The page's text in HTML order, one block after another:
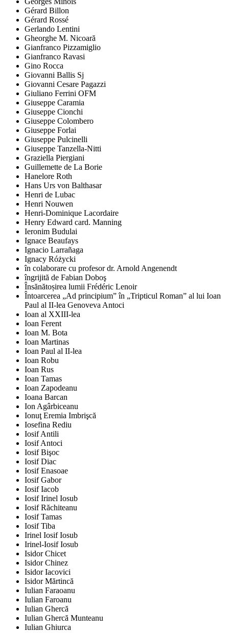
Gérard Billon
Gérard Rossé
Gerlando Lentini
Gheorghe M. Nicoară
Gianfranco Pizzamiglio
Gianfranco Ravasi
Gino Rocca
Giovanni Ballis Sj
Giovanni Cesare Pagazzi
Giuliano Ferrini OFM
Giuseppe Caramia
Giuseppe Cionchi
Giuseppe Colombero
Giuseppe Forlai
Giuseppe Pulcinelli
Giuseppe Tanzella-Nitti
Graziella Piergiani
Guillemette de La Borie
Hanelore Roth
Hans Urs von Balthasar
Henri de Lubac
Henri Nouwen
Henri-Dominique Lacordaire
Henry Edward card. Manning
Ieronim Budulai
Ignace Beaufays
Ignacio Larrañaga
Ignacy Różycki
în colaborare cu profesor dr. Arnold Angenendt
îngrijită de Fabian Doboş
Însănătoșirea lumii Frédéric Lenoir
Întoarcerea „Ad principium” în „Tripticul Roman” al lui Ioan
Paul al II-lea Genoveva Antoci
Ioan al XXIII-lea
Ioan Ferent
Ioan M. Bota
Ioan Martinas
Ioan Paul al II-lea
Ioan Robu
Ioan Rus
Ioan Tamas
Ioan Zapodeanu
Ioana Barcan
Ion Agârbiceanu
Ionuţ Eremia Imbrişcă
Iosefina Rediu
Iosif Antili
Iosif Antoci
Iosif Bişoc
Iosif Diac
Iosif Enasoae
Iosif Gabor
Iosif Iacob
Iosif Irinel Iosub
Iosif Răchiteanu
Iosif Tamas
Iosif Tiba
Irinel Iosif Iosub
Irinel-Iosif Iosub
Isidor Chicet
Isidor Chinez
Isidor Iacovici
Isidor Mărtincă
Iulian Faraoanu
Iulian Faroanu
Iulian Ghercă
Iulian Ghercă Munteanu
Iulian Ghiurca